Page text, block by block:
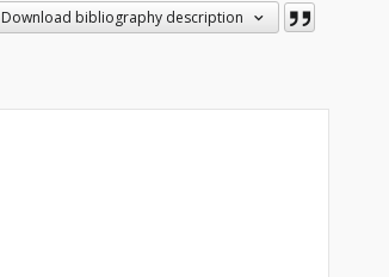
Download bibliography description